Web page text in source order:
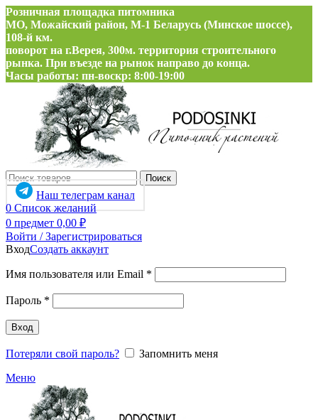
Розничная площадка питомника
МО, Можайский район, М-1 Беларусь (Минское шоссе),
108-й км.
поворот на г.Верея, 300м. территория строительного
рынка. При въезде на рынок направо до конца.
Часы работы: пн-воскр: 8:00-19:00
Поиск
Наш телеграм канал
0 Список желаний
0 предмет 0,00 ₽
Войти / Зарегистрироваться
ВходСоздать аккаунт
Имя пользователя или Email *
Пароль *
Вход
Потеряли свой пароль?
Запомнить меня
Меню